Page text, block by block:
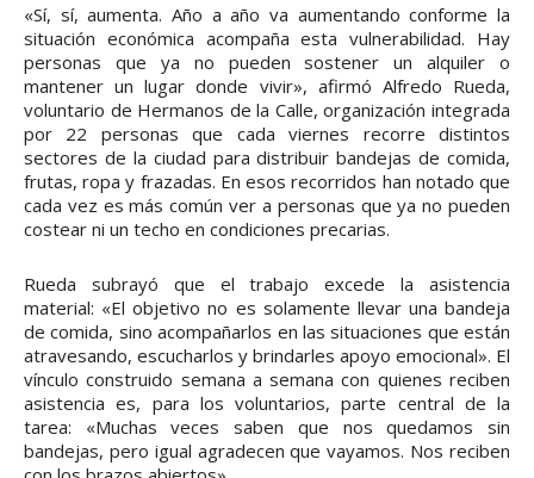
«Sí, sí, aumenta. Año a año va aumentando conforme la
situación económica acompaña esta vulnerabilidad. Hay
personas que ya no pueden sostener un alquiler o
mantener un lugar donde vivir», afirmó Alfredo Rueda,
voluntario de Hermanos de la Calle, organización integrada
por 22 personas que cada viernes recorre distintos
sectores de la ciudad para distribuir bandejas de comida,
frutas, ropa y frazadas. En esos recorridos han notado que
cada vez es más común ver a personas que ya no pueden
costear ni un techo en condiciones precarias.
Rueda subrayó que el trabajo excede la asistencia
material: «El objetivo no es solamente llevar una bandeja
de comida, sino acompañarlos en las situaciones que están
atravesando, escucharlos y brindarles apoyo emocional». El
vínculo construido semana a semana con quienes reciben
asistencia es, para los voluntarios, parte central de la
tarea: «Muchas veces saben que nos quedamos sin
bandejas, pero igual agradecen que vayamos. Nos reciben